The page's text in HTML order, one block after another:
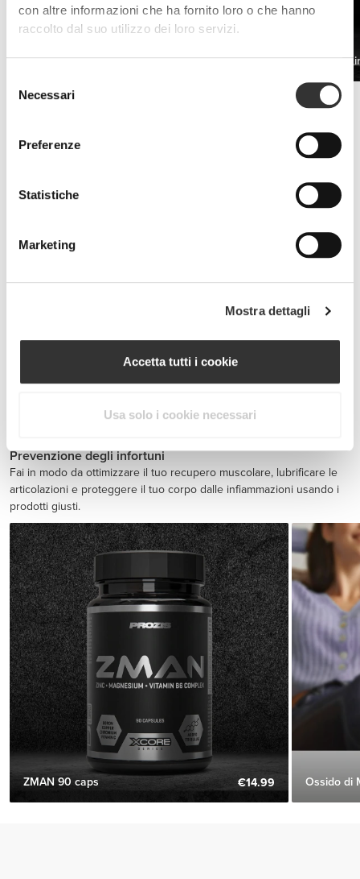
con altre informazioni che ha fornito loro o che hanno
raccolto dal suo utilizzo dei loro servizi.
delNecessari
Preferenze
Statistiche
Marketing
Mostra dettagli
Accetta tutti i cookie
Usa solo i cookie necessari
PRO•CGT 400 g €12.99 Beta
Miglioramento della resistenza
per combattere i sintomi della stanchezza.
BCAA 8:1:1 180 tabs €19.99
Prevenzione degli infortuni
Fai in modo da ottimizzare il tuo recupero muscolare, lubrificare le
articolazioni e proteggere il tuo corpo dalle infiammazioni usando i
prodotti giusti.
ZMAN 90 caps €14.99 Ossido di